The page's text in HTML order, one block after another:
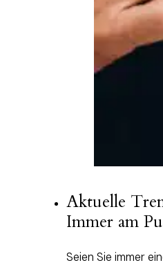
Aktuelle
Immer am
Seien Sie immer